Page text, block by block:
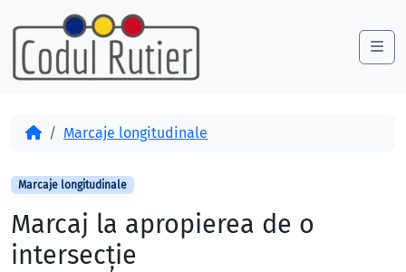
Skip to content
Skip to footer
AcasăMarcaje longitudinale
Marcaje longitudinale
Marcaj la apropierea de o
intersecție